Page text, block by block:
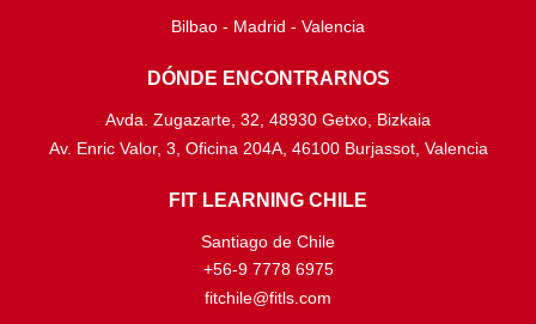
Bilbao - Madrid - Valencia
DÓNDE ENCONTRARNOS
Avda. Zugazarte, 32, 48930 Getxo, Bizkaia
Av. Enric Valor, 3, Oficina 204A, 46100 Burjassot, Valencia
FIT LEARNING CHILE
Santiago de Chile
+56-9 7778 6975
fitchile@fitls.com